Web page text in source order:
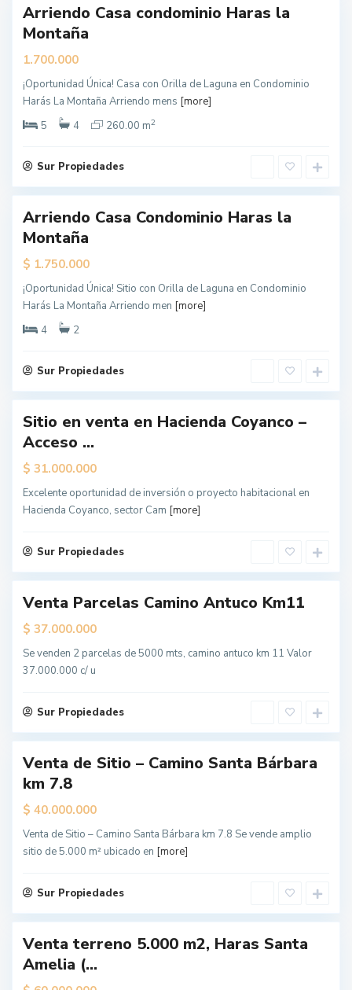
Arriendo Casa condominio Haras la
Montaña
1.700.000
¡Oportunidad Única! Casa con Orilla de Laguna en Condominio
Harás La Montaña Arriendo mens [more]
5
4 260.00 m2
Sur Propiedades
L
o
Á
n
l
e
s
Arriendo Casa Condominio Haras la
Montaña
$ 1.750.000
¡Oportunidad Única! Sitio con Orilla de Laguna en Condominio
Harás La Montaña Arriendo men [more]
4
2
Sur Propiedades
L
o
Á
n
l
e
s
Sitio en venta en Hacienda Coyanco –
Acceso ...
$ 31.000.000
Excelente oportunidad de inversión o proyecto habitacional en
Hacienda Coyanco, sector Cam [more]
Sur Propiedades
L
o
s
Á
n
l
e
s
Venta Parcelas Camino Antuco Km11
$ 37.000.000
Se venden 2 parcelas de 5000 mts, camino antuco km 11 Valor
37.000.000 c/ u
Sur Propiedades
L
o
s
Á
n
l
e
s
Venta de Sitio – Camino Santa Bárbara
km 7.8
$ 40.000.000
Venta de Sitio – Camino Santa Bárbara km 7.8 Se vende amplio
sitio de 5.000 m² ubicado en [more]
Sur Propiedades
L
o
s
Á
n
l
e
s
Venta terreno 5.000 m2, Haras Santa
Amelia (...